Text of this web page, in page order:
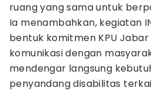
ruang yang sama untuk
Ia menambahkan, kegiatan
bentuk komitmen KPU
komunikasi dengan
mendengar langsung
penyandang disabilitas